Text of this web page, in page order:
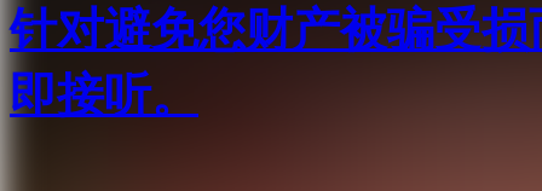
针对避免您财产被骗受
即接听。